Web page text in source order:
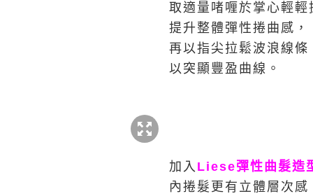
取適量啫喱於掌心輕輕
提升整體彈性捲曲感，
再以指尖拉鬆波浪線條
以突顯豐盈曲線。
加入 Liese彈性曲髮造
內捲髮更有立體層次感